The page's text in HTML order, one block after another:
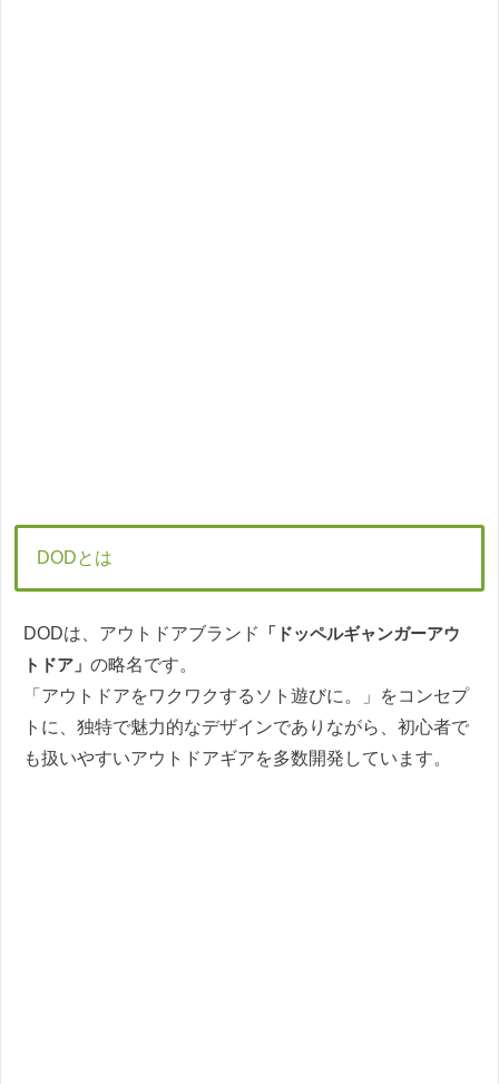
DODとは
DODは、アウトドアブランド
「ドッペルギャンガーアウ
トドア」 の略名です。
「アウトドアをワクワクするソト遊びに。」をコンセプ
トに、独特で魅力的なデザインでありながら、初心者で
も扱いやすいアウトドアギアを多数開発しています。